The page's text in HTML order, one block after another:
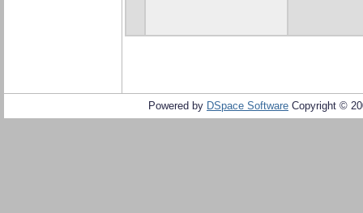
Powered by DSpace Software Copyright ©